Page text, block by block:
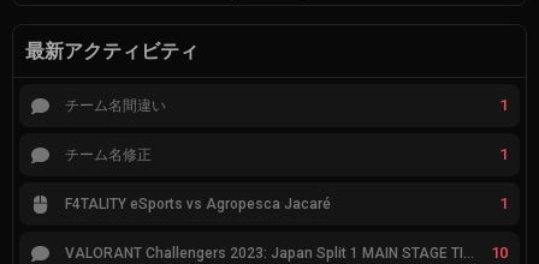
最新アクティビティ
チーム名間違い 1
チーム名修正 1
F4TALITY eSports vs Agropesca Jacaré 1
VALORANT Challengers 2023: Japan Split 1 MAIN STAGE TIER表 10